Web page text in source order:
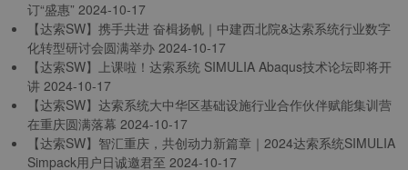
订“盛惠” 2024-10-17
【达索SW】携手共进 奋楫扬帆｜中建西北院&达索系统行业数字
化转型研讨会圆满举办 2024-10-17
【达索SW】上课啦！达索系统 SIMULIA Abaqus技术论坛即将开
讲 2024-10-17
【达索SW】达索系统大中华区基础设施行业合作伙伴赋能集训营
在重庆圆满落幕 2024-10-17
【达索SW】智汇重庆，共创动力新篇章｜2024达索系统SIMULIA
Simpack用户日诚邀君至 2024-10-17